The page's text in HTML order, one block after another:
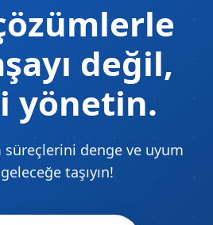
değil,
yönetin.
denge ve uyum
taşıyın!